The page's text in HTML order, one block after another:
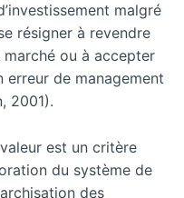
malgré
résigner à revendre
ou à accepter
de management
2001).
est un critère
du système de
des